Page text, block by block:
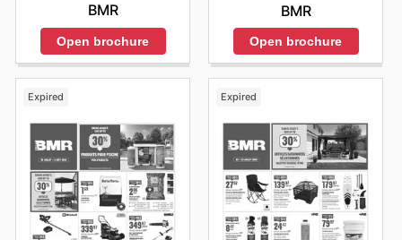
BMR
Open brochure
BMR
Open brochure
Expired Expired